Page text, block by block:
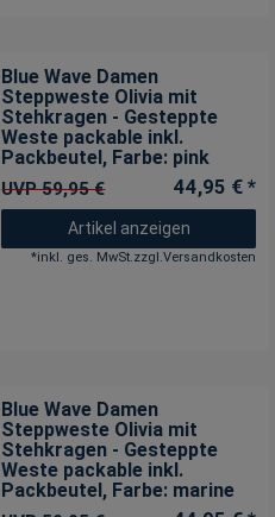
Blue Wave Damen
Steppweste Olivia mit
Stehkragen - Gesteppte
Weste packable inkl.
Packbeutel, Farbe: pink
UVP 59,95 € 44,95 € *
Artikel anzeigen
*inkl. ges. MwSt.zzgl.Versandkosten
Blue Wave Damen
Steppweste Olivia mit
Stehkragen - Gesteppte
Weste packable inkl.
Packbeutel , Farbe: marine